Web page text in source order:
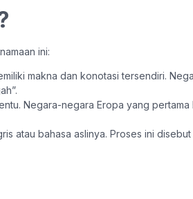
ini:
makna dan konotasi tersendiri.
Negara-negara Eropa yang
atau bahasa aslinya. Proses ini